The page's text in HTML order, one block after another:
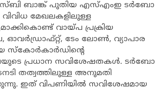
ബാങ്ക് പുതിയ എസ്എംഇ ടര്‍ബോ
മേഖലകളിലുള്ള
വായ്പ പ്രക്രിയ
ഓവര്‍ഡ്രാഫ്റ്റ്, ടേം ലോണ്‍, വ്യാപാര
സ്കോര്‍കാര്‍ഡിന്‍റെ
പ്രധാന സവിശേഷതകള്‍. ടര്‍ബോ
തത്വത്തിലുള്ള അനുമതി
ഇത് വിപണിയില്‍ സവിശേഷമായ